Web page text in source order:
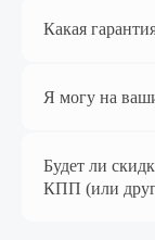
Какая
Я могу на
Будет ли
КПП (или